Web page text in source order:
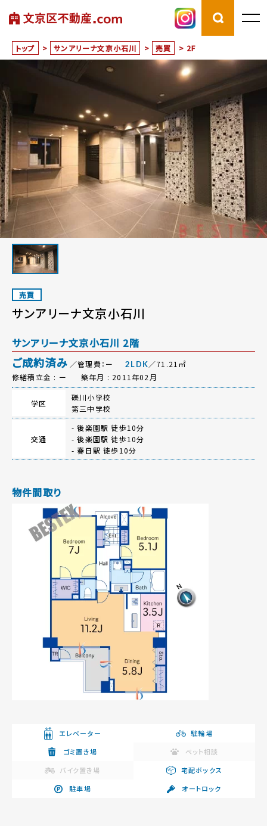
トップ > サンアリーナ文京小石川 > 売買 > 2F
売買
サンアリーナ文京小石川
サンアリーナ文京小石川 2階
ご成約済み ／管理費：ー 2LDK／71.21㎡
修繕積立金 : ー
築年月 : 2011年02月
学区
礫川小学校
第三中学校
交通
-後楽園駅 徒歩10分
-後楽園駅 徒歩10分
- 春日駅 徒歩10分
物件間取り
エレベーター
駐輪場
ゴミ置き場
ペット相談
バイク置き場
宅配ボックス
駐車場
オートロック